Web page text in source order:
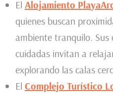
El Alojamiento
quienes buscan
ambiente tranquilo. Sus
cuidadas invitan a
explorando las calas
El Complejo Turístico